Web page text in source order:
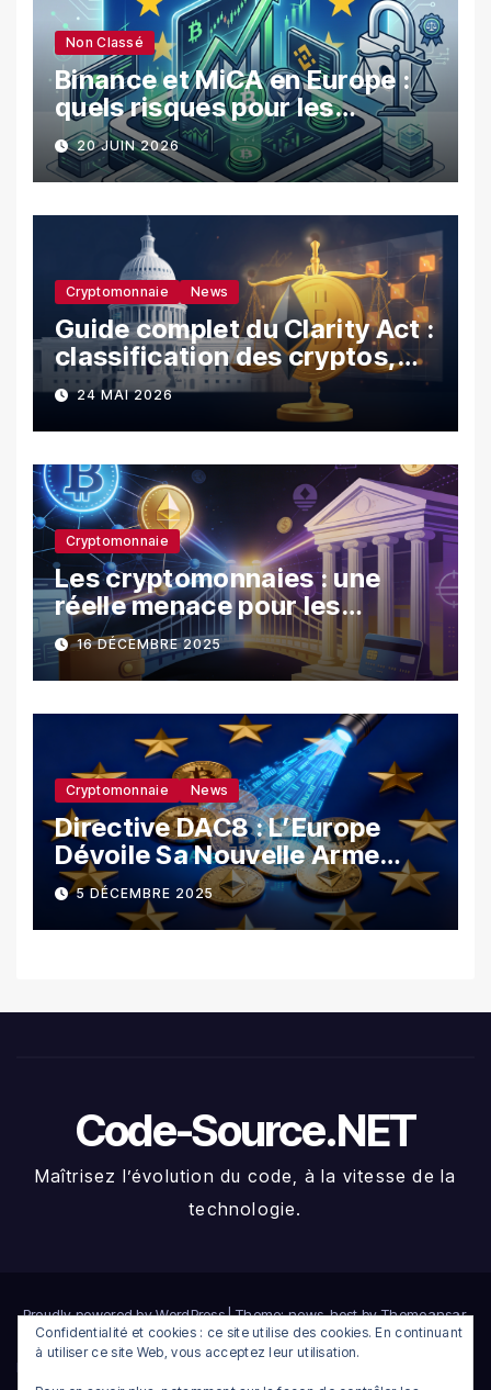
Non Classé
Binance et MiCA en Europe :
quels risques pour les
utilisateurs ?
20 JUIN 2026
Cryptomonnaie News
Guide complet du Clarity Act :
classification des cryptos,
SEC vs CFTC, et impacts sur
les investisseurs
24 MAI 2026
Cryptomonnaie
Les cryptomonnaies : une
réelle menace pour les
banques ?
16 DÉCEMBRE 2025
Cryptomonnaie News
Directive DAC8 : L’Europe
Dévoile Sa Nouvelle Arme
Contre La Fraude Fiscale
Crypto
5 DÉCEMBRE 2025
Code-Source.NET
Maîtrisez l’évolution du code, à la vitesse de la
technologie.
Proudly powered by WordPress|Theme: news-host byThemeansar.
Home
Confidentialité et cookies : ce site utilise des cookies. En continuant
à utiliser ce site Web, vous acceptez leur utilisation.